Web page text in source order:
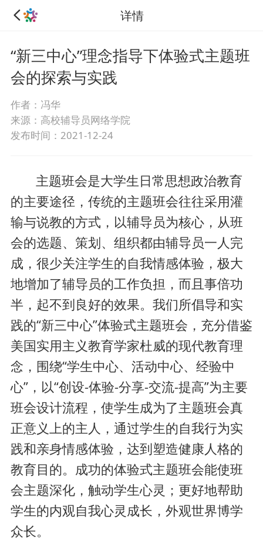
详情
“新三中心”理念指导下体验式主题班
会的探索与实践
作者：冯华
来源：高校辅导员网络学院
发布时间：2021-12-24
主题班会是大学生日常思想政治教育
的主要途径，传统的主题班会往往采用灌
输与说教的方式，以辅导员为核心，从班
会的选题、策划、组织都由辅导员一人完
成，很少关注学生的自我情感体验，极大
地增加了辅导员的工作负担，而且事倍功
半，起不到良好的效果。我们所倡导和实
践的“新三中心”体验式主题班会，充分借鉴
美国实用主义教育学家杜威的现代教育理
念，围绕“学生中心、活动中心、经验中
心”，以“创设-体验-分享-交流-提高”为主要
班会设计流程，使学生成为了主题班会真
正意义上的主人，通过学生的自我行为实
践和亲身情感体验，达到塑造健康人格的
教育目的。成功的体验式主题班会能使班
会主题深化，触动学生心灵；更好地帮助
学生的内观自我心灵成长，外观世界博学
众长。